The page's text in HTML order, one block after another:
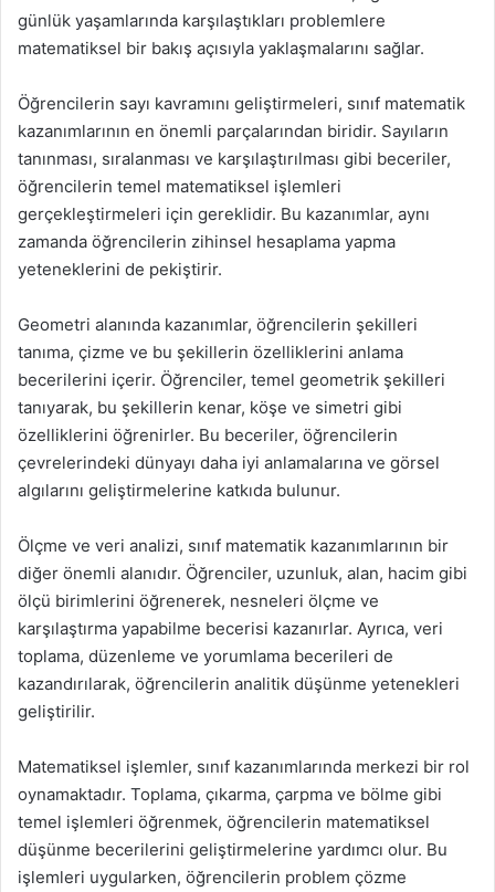
günlük yaşamlarında karşılaştıkları problemlere
matematiksel bir bakış açısıyla yaklaşmalarını sağlar.
Öğrencilerin sayı kavramını geliştirmeleri, sınıf matematik
kazanımlarının en önemli parçalarından biridir. Sayıların
tanınması, sıralanması ve karşılaştırılması gibi beceriler,
öğrencilerin temel matematiksel işlemleri
gerçekleştirmeleri için gereklidir. Bu kazanımlar, aynı
zamanda öğrencilerin zihinsel hesaplama yapma
yeteneklerini de pekiştirir.
Geometri alanında kazanımlar, öğrencilerin şekilleri
tanıma, çizme ve bu şekillerin özelliklerini anlama
becerilerini içerir. Öğrenciler, temel geometrik şekilleri
tanıyarak, bu şekillerin kenar, köşe ve simetri gibi
özelliklerini öğrenirler. Bu beceriler, öğrencilerin
çevrelerindeki dünyayı daha iyi anlamalarına ve görsel
algılarını geliştirmelerine katkıda bulunur.
Ölçme ve veri analizi, sınıf matematik kazanımlarının bir
diğer önemli alanıdır. Öğrenciler, uzunluk, alan, hacim gibi
ölçü birimlerini öğrenerek, nesneleri ölçme ve
karşılaştırma yapabilme becerisi kazanırlar. Ayrıca, veri
toplama, düzenleme ve yorumlama becerileri de
kazandırılarak, öğrencilerin analitik düşünme yetenekleri
geliştirilir.
Matematiksel işlemler, sınıf kazanımlarında merkezi bir rol
oynamaktadır. Toplama, çıkarma, çarpma ve bölme gibi
temel işlemleri öğrenmek, öğrencilerin matematiksel
düşünme becerilerini geliştirmelerine yardımcı olur. Bu
işlemleri uygularken, öğrencilerin problem çözme